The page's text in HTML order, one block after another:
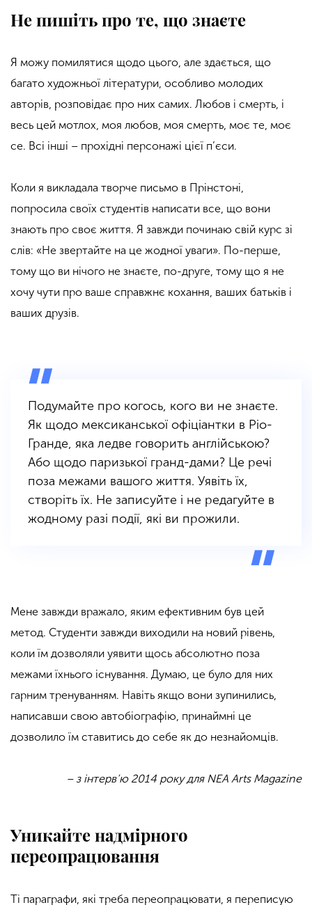
Не пишіть про те, що знаєте
Я можу помилятися щодо цього, але здається, що
багато художньої літератури, особливо молодих
авторів, розповідає про них самих. Любов і смерть, і
весь цей мотлох, моя любов, моя смерть, моє те, моє
се. Всі інші – прохідні персонажі цієї п’єси.
Коли я викладала творче письмо в Прінстоні,
попросила своїх студентів написати все, що вони
знають про своє життя. Я завжди починаю свій курс зі
слів: «Не звертайте на це жодної уваги». По-перше,
тому що ви нічого не знаєте, по-друге, тому що я не
хочу чути про ваше справжнє кохання, ваших батьків і
ваших друзів.
Подумайте про когось, кого ви не знаєте.
Як щодо мексиканської офіціантки в Ріо-
Гранде, яка ледве говорить англійською?
Або щодо паризької гранд-дами? Це речі
поза межами вашого життя. Уявіть їх,
створіть їх. Не записуйте і не редагуйте в
жодному разі події, які ви прожили.
Мене завжди вражало, яким ефективним був цей
метод. Студенти завжди виходили на новий рівень,
коли їм дозволяли уявити щось абсолютно поза
межами їхнього існування. Думаю, це було для них
гарним тренуванням. Навіть якщо вони зупинились,
написавши свою автобіографію, принаймні це
дозволило їм ставитись до себе як до незнайомців.
– з інтерв’ю 2014 року для NEA Arts Magazine
Уникайте надмірного
переопрацювання
Ті параграфи, які треба переопрацювати, я переписую